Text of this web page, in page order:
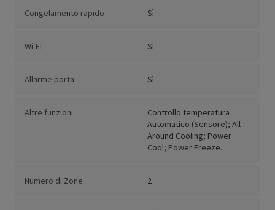
Congelamento rapido Sì
Wi-Fi Si
Allarme porta Sì
Altre funzioni
Controllo temperatura
Automatico (Sensore); All-
Around Cooling; Power
Cool; Power Freeze.
Numero di Zone 2